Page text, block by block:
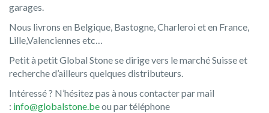
garages.
Nous livrons en Belgique, Bastogne, Charleroi et en France,
Lille,Valenciennes etc…
Petit à petit Global Stone se dirige vers le marché Suisse et
recherche d’ailleurs quelques distributeurs.
Intéressé ? N’hésitez pas à nous contacter par mail
: info@globalstone.beou par téléphone